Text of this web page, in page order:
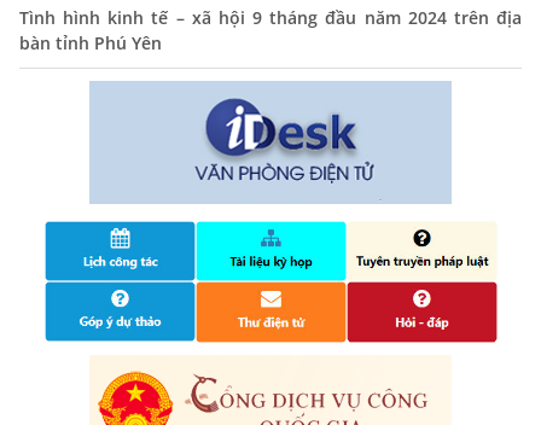
14/10/2024
điện tử, khai sinh, cấp thẻ bảo hiểm y tế trẻ em dưới 6
25/06/2024
Tình hình kinh tế – xã hội 9 tháng đầu năm 2024 trên địa
bàn tỉnh Phú Yên